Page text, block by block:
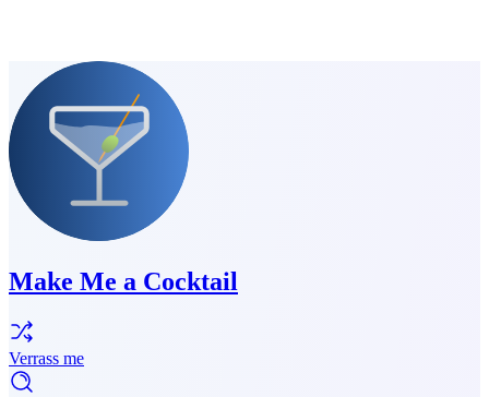
Make Me a Cocktail
Verrass me